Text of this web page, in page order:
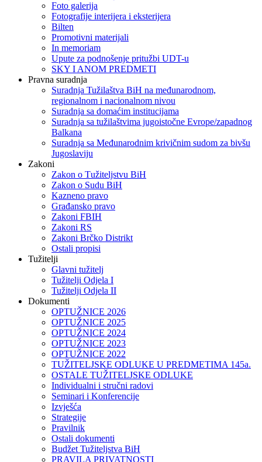
Foto galerija
Fotografije interijera i eksterijera
Bilten
Promotivni materijali
In memoriam
Upute za podnošenje pritužbi UDT-u
SKY I ANOM PREDMETI
Pravna suradnja
Suradnja Tužilaštva BiH na međunarodnom,
regionalnom i nacionalnom nivou
Suradnja sa domaćim institucijama
Suradnja sa tužilaštvima jugoistočne Evrope/zapadnog
Balkana
Suradnja sa Međunarodnim krivičnim sudom za bivšu
Jugoslaviju
Zakoni
Zakon o Тužiteljstvu BiH
Zakon o Sudu BiH
Kazneno pravo
Građansko pravo
Zakoni FBIH
Zakoni RS
Zakoni Brčko Distrikt
Ostali propisi
Tužitelji
Glavni tužitelj
Tužitelji Odjela I
Tužitelji Odjela II
Dokumenti
OPTUŽNICE 2026
OPTUŽNICE 2025
OPTUŽNICE 2024
OPTUŽNICE 2023
OPTUŽNICE 2022
TUŽITELJSKE ODLUKE U PREDMETIMA 145a.
OSTALE TUŽITELJSKE ODLUKE
Individualni i stručni radovi
Seminari i Konferencije
Izvješća
Strategije
Pravilnik
Ostali dokumenti
Budžet Tužiteljstva BiH
PRAVILA PRIVATNOSTI